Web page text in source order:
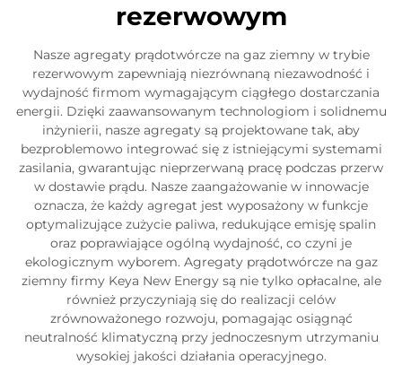
rezerwowym
Nasze agregaty prądotwórcze na gaz ziemny w trybie
rezerwowym zapewniają niezrównaną niezawodność i
wydajność firmom wymagającym ciągłego dostarczania
energii. Dzięki zaawansowanym technologiom i solidnemu
inżynierii, nasze agregaty są projektowane tak, aby
bezproblemowo integrować się z istniejącymi systemami
zasilania, gwarantując nieprzerwaną pracę podczas przerw
w dostawie prądu. Nasze zaangażowanie w innowacje
oznacza, że każdy agregat jest wyposażony w funkcje
optymalizujące zużycie paliwa, redukujące emisję spalin
oraz poprawiające ogólną wydajność, co czyni je
ekologicznym wyborem. Agregaty prądotwórcze na gaz
ziemny firmy Keya New Energy są nie tylko opłacalne, ale
również przyczyniają się do realizacji celów
zrównoważonego rozwoju, pomagając osiągnąć
neutralność klimatyczną przy jednoczesnym utrzymaniu
wysokiej jakości działania operacyjnego.